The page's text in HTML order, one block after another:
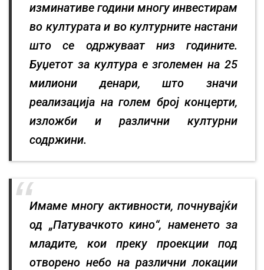
изминативе години многу инвестирам
во културата и во културните настани
што се одржуваат низ годините.
Буџетот за култура е зголемен на 25
милиони денари, што значи
реализација на голем број концерти,
изложби и различни културни
содржини.
Имаме многу активности, почнувајќи
од „Патувачкото кино“, наменето за
младите, кои преку проекции под
отворено небо на различни локации